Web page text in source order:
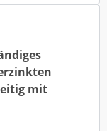
mit